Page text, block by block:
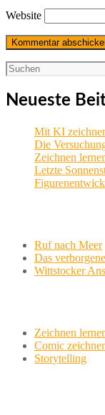
Website
Neueste
Mit KI
Die
Zeichnen
Letzte
Ruf nach Meer
Das
Wittstocker
Zeichnen
Comic
Storytelling